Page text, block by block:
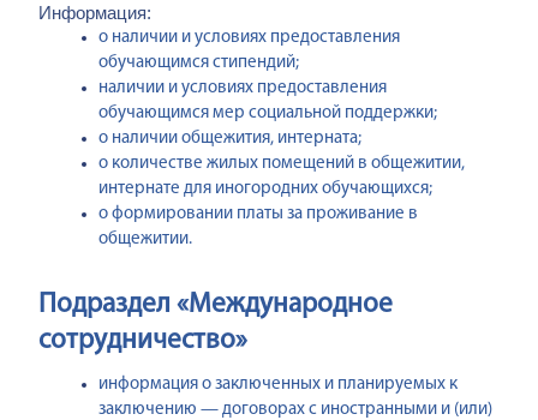
Информация:
о наличии и условиях предоставления
обучающимся стипендий;
наличии и условиях предоставления
обучающимся мер социальной поддержки;
о наличии общежития, интерната;
о количестве жилых помещений в общежитии,
интернате для иногородних обучающихся;
о формировании платы за проживание в
общежитии.
Подраздел «Международное
сотрудничество»
информация о заключенных и планируемых к
заключению — договорах с иностранными и (или)